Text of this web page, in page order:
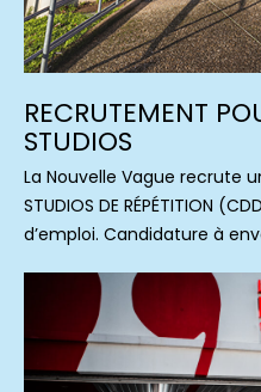
RECRUTEMENT
STUDIOS
La Nouvelle Vague recrute
STUDIOS DE RÉPÉTITION
d’emploi. Candidature à